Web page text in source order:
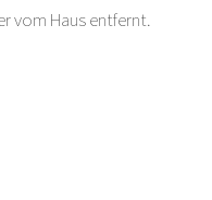
vom Haus entfernt.